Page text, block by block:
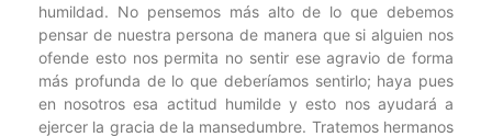
humildad. No pensemos más alto de lo que debemos
pensar de nuestra persona de manera que si alguien nos
ofende esto nos permita no sentir ese agravio de forma
más profunda de lo que deberíamos sentirlo; haya pues
en nosotros esa actitud humilde y esto nos ayudará a
ejercer la gracia de la mansedumbre. Tratemos hermanos